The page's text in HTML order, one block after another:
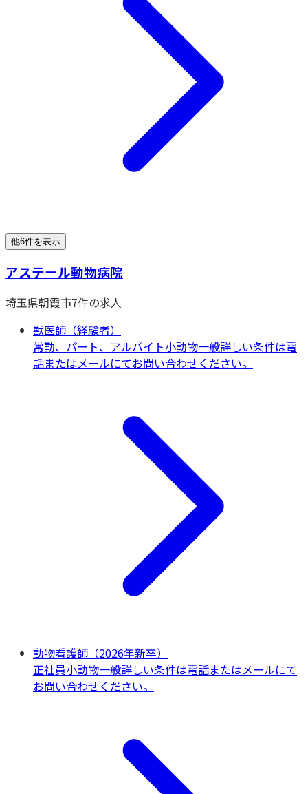
他6件を表示
アステール動物病院
埼玉県朝霞市7件の求人
獣医師（経験者）
常勤、パート、アルバイト小動物一般詳しい条件は電
話またはメールにてお問い合わせください。
動物看護師（2026年新卒）
正社員小動物一般詳しい条件は電話またはメールにて
お問い合わせください。